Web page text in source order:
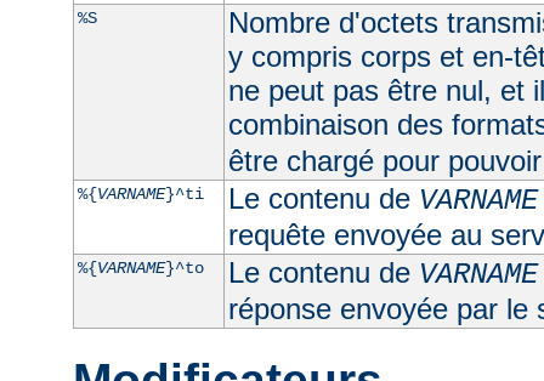
%S
Nombre d'octets
y compris corps et en-
ne peut pas être nul, et
combinaison des
être chargé pour
%{VARNAME}^ti Le contenu de VARNAME
requête envoyée au
%{VARNAME}^to Le contenu de VARNAME
réponse envoyée par le